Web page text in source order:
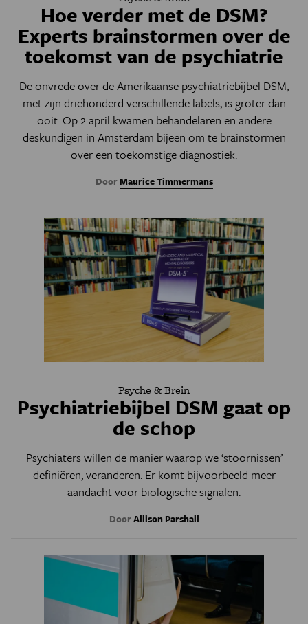
Hoe verder met de DSM?
Experts brainstormen over de
toekomst van de psychiatrie
De onvrede over de Amerikaanse psychiatriebijbel DSM,
met zijn driehonderd verschillende labels, is groter dan
ooit. Op 2 april kwamen behandelaren en andere
deskundigen in Amsterdam bijeen om te brainstormen
over een toekomstige diagnostiek.
DoorMaurice Timmermans
Psyche & Brein
Psychiatriebijbel DSM gaat op
de schop
Psychiaters willen de manier waarop we ‘stoornissen’
definiëren, veranderen. Er komt bijvoorbeeld meer
aandacht voor biologische signalen.
DoorAllison Parshall